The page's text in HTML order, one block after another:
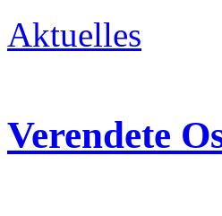
Aktuelles
Verendete